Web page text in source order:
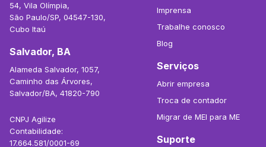
54, Vila Olímpia,
São Paulo/SP, 04547-130,
Cubo Itaú
Salvador, BA
Alameda Salvador, 1057,
Caminho das Árvores,
Salvador/BA, 41820-790
CNPJ Agilize
Contabilidade:
17.664.581/0001-69
Imprensa
Trabalhe conosco
Blog
Serviços
Abrir empresa
Troca de contador
Migrar de MEI para ME
Suporte